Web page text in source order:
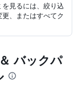
見るには、絞り込
、またはすべてク
バックパ